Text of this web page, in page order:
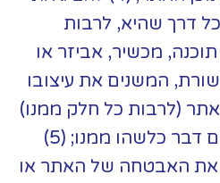
דרך שהיא, לרבות
מכשיר, אביזר או
המשנים את עיצובו
(לרבות כל חלק ממנו)
ו/או המחסירים דבר כלשהו ממנו; (5)
את האבטחה של האתר או